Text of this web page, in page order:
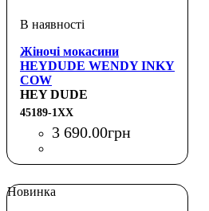
Жіночі мокасини
HEYDUDE WENDY INKY
COW
HEY DUDE
45189-1XX
3 690.00грн
Новинка